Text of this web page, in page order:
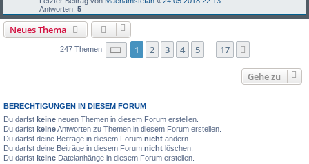
Antworten: 5
Neues Thema
247 Themen Seite 1von 17
1 2 3 4 5 … 17
Gehe zu
BERECHTIGUNGEN IN DIESEM FORUM
Du darfst keine neuen Themen in diesem Forum erstellen.
Du darfst keineAntworten zu Themen in diesem Forum erstellen.
Du darfst deine Beiträge in diesem Forum nicht ändern.
Du darfst deine Beiträge in diesem Forum nicht löschen.
Du darfst keine Dateianhänge in diesem Forum erstellen.